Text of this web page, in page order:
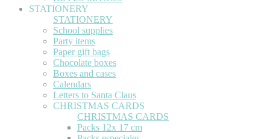
STATIONERY
STATIONERY
School supplies
Party items
Paper gift bags
Chocolate boxes
Boxes and cases
Calendars
Letters to Santa Claus
CHRISTMAS CARDS
CHRISTMAS CARDS
Packs 12x 17 cm